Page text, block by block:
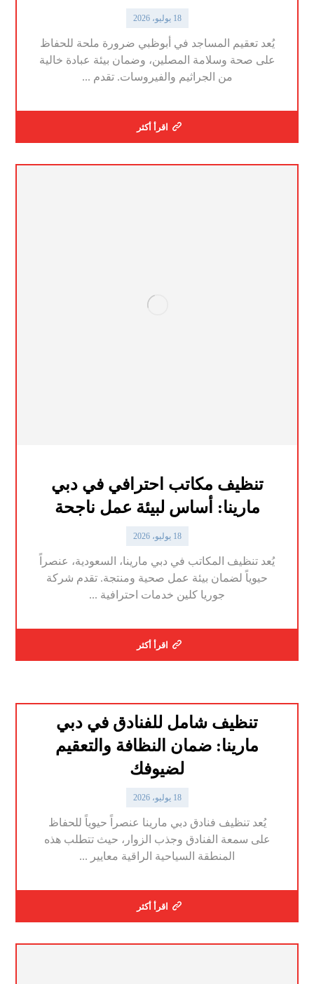
18 يوليو، 2026
يُعد تعقيم المساجد في أبوظبي ضرورة ملحة للحفاظ
على صحة وسلامة المصلين، وضمان بيئة عبادة خالية
من الجراثيم والفيروسات. تقدم ...
اقرأ أكثر
تنظيف مكاتب احترافي في دبي
مارينا: أساس لبيئة عمل ناجحة
18 يوليو، 2026
يُعد تنظيف المكاتب في دبي مارينا، السعودية، عنصراً
حيوياً لضمان بيئة عمل صحية ومنتجة. تقدم شركة
جوريا كلين خدمات احترافية ...
اقرأ أكثر
تنظيف شامل للفنادق في دبي
مارينا: ضمان النظافة والتعقيم
لضيوفك
18 يوليو، 2026
يُعد تنظيف فنادق دبي مارينا عنصراً حيوياً للحفاظ
على سمعة الفنادق وجذب الزوار، حيث تتطلب هذه
المنطقة السياحية الراقية معايير ...
اقرأ أكثر